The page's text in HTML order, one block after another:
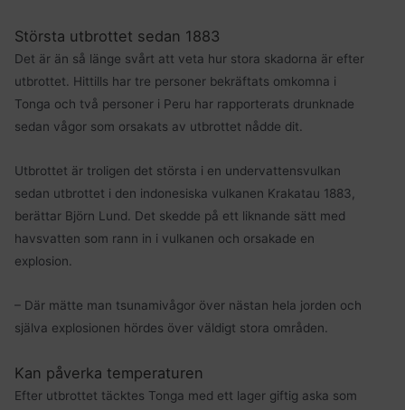
Största utbrottet sedan 1883
Det är än så länge svårt att veta hur stora skadorna är efter
utbrottet. Hittills har tre personer bekräftats omkomna i
Tonga och två personer i Peru har rapporterats drunknade
sedan vågor som orsakats av utbrottet nådde dit.
Utbrottet är troligen det största i en undervattensvulkan
sedan utbrottet i den indonesiska vulkanen Krakatau 1883,
berättar Björn Lund. Det skedde på ett liknande sätt med
havsvatten som rann in i vulkanen och orsakade en
explosion.
– Där mätte man tsunamivågor över nästan hela jorden och
själva explosionen hördes över väldigt stora områden.
Kan påverka temperaturen
Efter utbrottet täcktes Tonga med ett lager giftig aska som